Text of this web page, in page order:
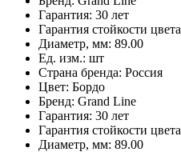
Гарантия: 30 лет
Гарантия стойкости цвета
Диаметр, мм: 89.00
Ед. изм.: шт
Страна бренда: Россия
Цвет: Бордо
Бренд: Grand Line
Гарантия: 30 лет
Гарантия стойкости цвета
Диаметр, мм: 89.00